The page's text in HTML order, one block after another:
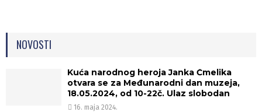
NOVOSTI
Kuća narodnog heroja Janka Čmelika
otvara se za Međunarodni dan muzeja,
18.05.2024, od 10-22č. Ulaz slobodan
16. maja 2024.